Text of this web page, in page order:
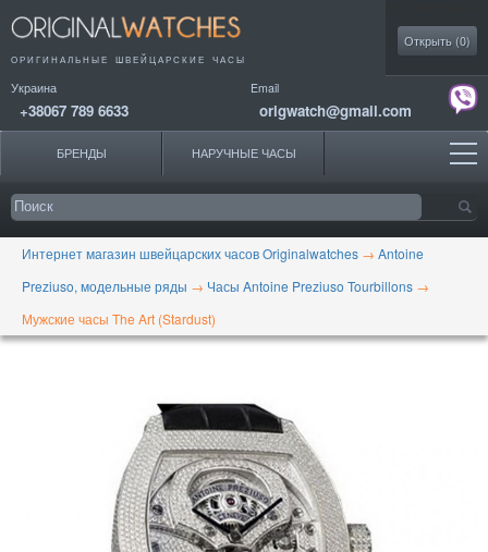
ОРИГИНАЛЬНЫЕ ШВЕЙЦАРСКИЕ ЧАСЫ
Украина
+38067 789 6633
Email
origwatch@gmail.com
Открыть (0)
БРЕНДЫ НАРУЧНЫЕ ЧАСЫ
Интернет магазин швейцарских часов Originalwatches → Antoine
Preziuso, модельные ряды → Часы Antoine Preziuso Tourbillons →
Мужские часы The Art (Stardust)